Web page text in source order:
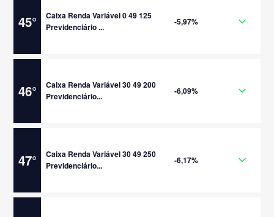
45°
Caixa Renda Variável 0 49 125
Previdenciário ...
-5,97%
46°
Caixa Renda Variável 30 49 200
Previdenciário...
-6,09%
47°
Caixa Renda Variável 30 49 250
Previdenciário...
-6,17%